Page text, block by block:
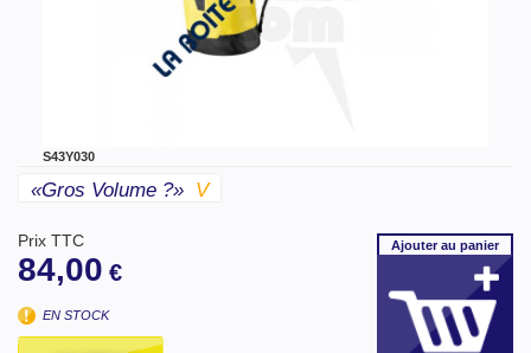
S43Y030
«gros Volume ?» V
Prix TTC
84,00 €
EN STOCK
Ajouterau panier